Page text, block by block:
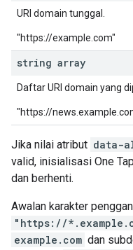
URI domain tunggal.
"https://example.com"
string array
Daftar URI domain yang
"https://
Jika nilai atribut data-
valid, inisialisasi One
dan berhenti.
Awalan karakter
"https://
example.com dan